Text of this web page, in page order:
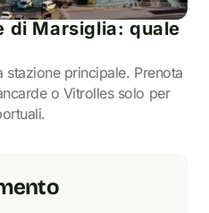
di Marsiglia: quale
stazione principale. Prenota
o Vitrolles solo per